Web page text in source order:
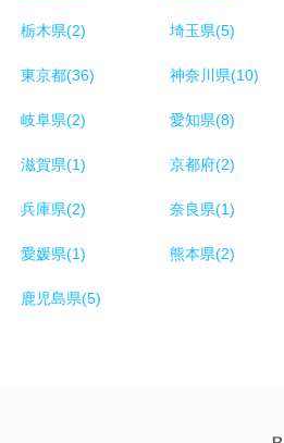
栃木県(2) 埼玉県(5)
東京都(36) 神奈川県(10)
岐阜県(2) 愛知県(8)
滋賀県(1) 京都府(2)
兵庫県(2) 奈良県(1)
愛媛県(1) 熊本県(2)
鹿児島県(5)